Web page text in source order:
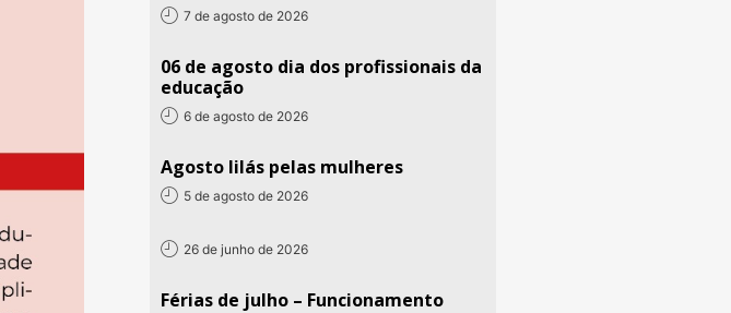
7 de agosto de 2026
06 de agosto dia dos profissionais da
educação
6 de agosto de 2026
Agosto lilás pelas mulheres
5 de agosto de 2026
26 de junho de 2026
Férias de julho – Funcionamento